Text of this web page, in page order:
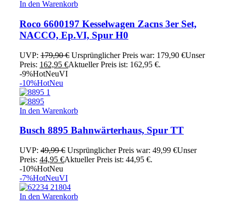
In den Warenkorb
Roco 6600197 Kesselwagen Zacns 3er Set,
NACCO, Ep.VI, Spur H0
UVP: 179,90€ Ursprünglicher Preis war: 179,90 €Unser
Preis: 162,95 €Aktueller Preis ist: 162,95 €.
-9%HotNeuVI
-10%HotNeu
In den Warenkorb
Busch 8895 Bahnwärterhaus, Spur TT
UVP: 49,99€ Ursprünglicher Preis war: 49,99 €Unser
Preis: 44,95 €Aktueller Preis ist: 44,95 €.
-10%HotNeu
-7%HotNeuVI
In den Warenkorb